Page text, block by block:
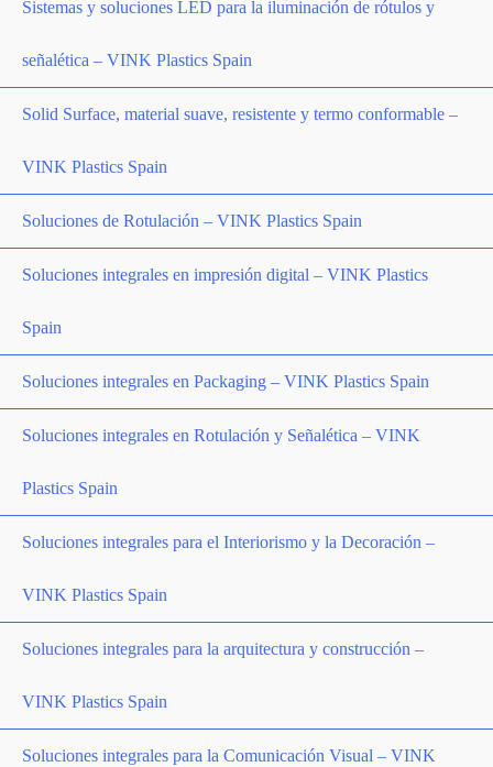
Sistemas y soluciones LED para la iluminación de rótulos y
señalética – VINK Plastics Spain
Solid Surface, material suave, resistente y termo conformable –
VINK Plastics Spain
Soluciones de Rotulación – VINK Plastics Spain
Soluciones integrales en impresión digital – VINK Plastics
Spain
Soluciones integrales en Packaging – VINK Plastics Spain
Soluciones integrales en Rotulación y Señalética – VINK
Plastics Spain
Soluciones integrales para el Interiorismo y la Decoración –
VINK Plastics Spain
Soluciones integrales para la arquitectura y construcción –
VINK Plastics Spain
Soluciones integrales para la Comunicación Visual – VINK